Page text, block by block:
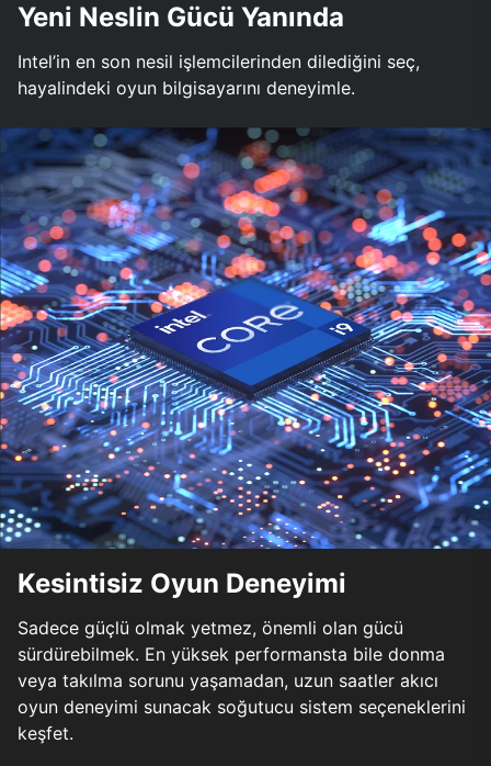
Yeni Neslin Gücü Yanında
Intel’in en son nesil işlemcilerinden dilediğini seç,
hayalindeki oyun bilgisayarını deneyimle.
Kesintisiz Oyun Deneyimi
Sadece güçlü olmak yetmez, önemli olan gücü
sürdürebilmek. En yüksek performansta bile donma
veya takılma sorunu yaşamadan, uzun saatler akıcı
oyun deneyimi sunacak soğutucu sistem seçeneklerini
keşfet.